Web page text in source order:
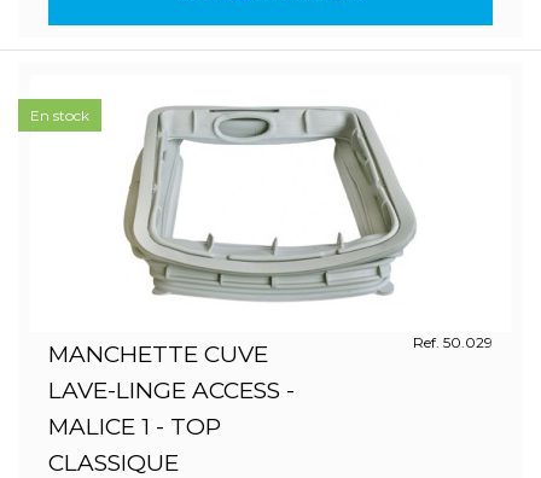
MANCHETTE CUVE
LAVE-LINGE ACCESS -
MALICE 1 - TOP
CLASSIQUE
Ref. 50.029
En stock